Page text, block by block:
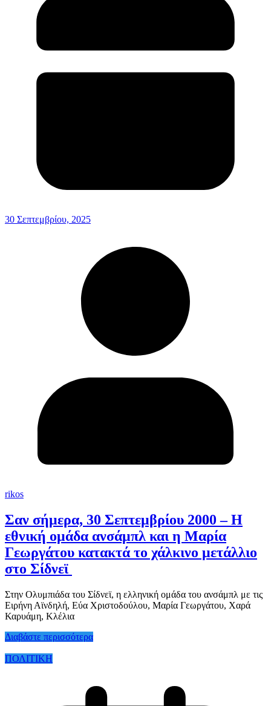
30 Σεπτεμβρίου, 2025
rikos
Σαν σήμερα, 30 Σεπτεμβρίου 2000 – Η
εθνική ομάδα ανσάμπλ και η Μαρία
Γεωργάτου κατακτά το χάλκινο μετάλλιο
στο Σίδνεϊ
Στην Ολυμπιάδα του Σίδνεϊ, η ελληνική ομάδα του ανσάμπλ με τις
Ειρήνη Αϊνδηλή, Εύα Χριστοδούλου, Μαρία Γεωργάτου, Χαρά
Καρυάμη, Κλέλια
Διαβάστε περισσότερα
ΠΟΛΙΤΙΚΗ